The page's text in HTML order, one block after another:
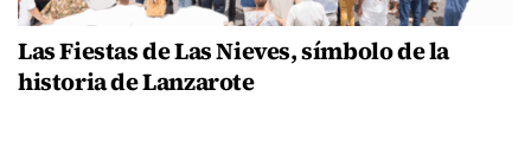
Las Fiestas de Las Nieves, símbolo de la
historia de Lanzarote